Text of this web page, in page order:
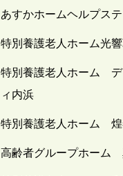
あすかホームヘルプス
特別養護老人ホーム光
特別養護老人ホーム デ
ィ内浜
特別養護老人ホーム
高齢者グループホーム